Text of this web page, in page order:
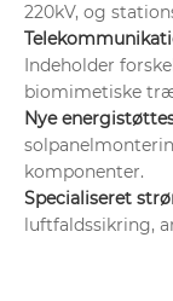
220kV, og
Indeholder
biomimetiske
Nye
komponenter.
Specialiseret
luftfaldssikring,